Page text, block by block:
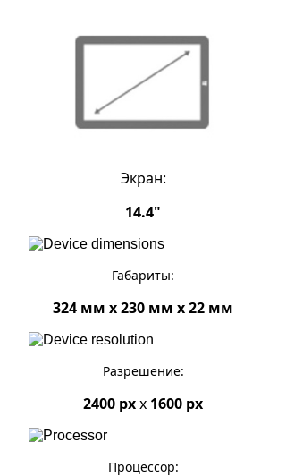
Экран:
14.4"
Габариты:
324 мм x 230 мм x 22 мм
Разрешение:
2400 pxx 1600 px
Процессор: